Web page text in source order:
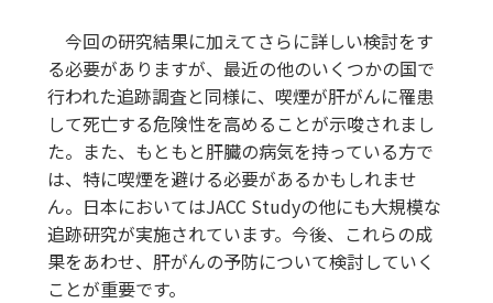
今回の研究結果に加えてさらに詳しい検討をす
る必要がありますが、最近の他のいくつかの国で
行われた追跡調査と同様に、喫煙が肝がんに罹患
して死亡する危険性を高めることが示唆されまし
た。また、もともと肝臓の病気を持っている方で
は、特に喫煙を避ける必要があるかもしれませ
ん。日本においてはJACC Studyの他にも大規模な
追跡研究が実施されています。今後、これらの成
果をあわせ、肝がんの予防について検討していく
ことが重要です。